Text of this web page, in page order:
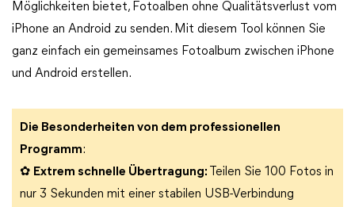
Möglichkeiten bietet, Fotoalben ohne Qualitätsverlust vom
iPhone an Android zu senden. Mit diesem Tool können Sie
ganz einfach ein gemeinsames Fotoalbum zwischen iPhone
und Android erstellen.
Die Besonderheiten von dem professionellen
Programm:
✿ Extrem schnelle Übertragung:
Teilen Sie 100 Fotos in
nur 3 Sekunden mit einer stabilen USB-Verbindung